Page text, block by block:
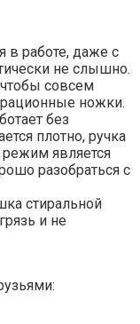
в работе, даже с
не слышно.
чтобы совсем
ножки.
без
плотно, ручка
режим является
разобраться с
стиральной
и не